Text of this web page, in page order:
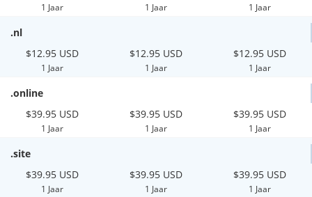
1 Jaar 1 Jaar 1 Jaar
.nl
$12.95 USD
1 Jaar
$12.95 USD
1 Jaar
$12.95 USD
1 Jaar
.online
$39.95 USD
1 Jaar
$39.95 USD
1 Jaar
$39.95 USD
1 Jaar
.site
$39.95 USD
1 Jaar
$39.95 USD
1 Jaar
$39.95 USD
1 Jaar